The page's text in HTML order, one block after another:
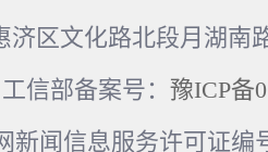
济区文化路北段月湖南
工信部备案号： 豫ICP备
新闻信息服务许可证编